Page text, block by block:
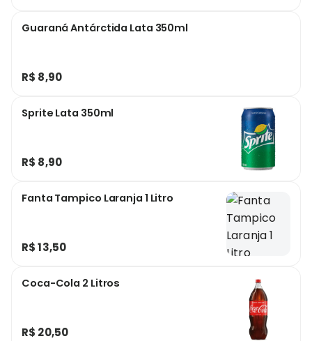
Guaraná Antárctida Lata 350ml
R$ 8,90
Sprite Lata 350ml
R$ 8,90
Fanta Tampico Laranja 1 Litro
R$ 13,50
Coca-Cola 2 Litros
R$ 20,50